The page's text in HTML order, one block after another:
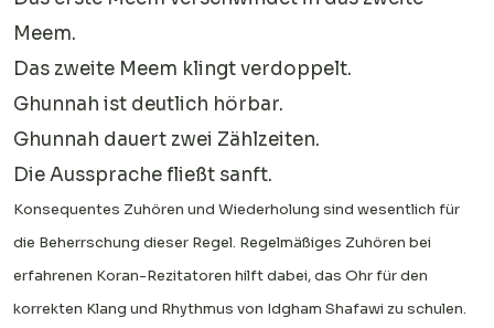
Meem.
Das zweite Meem klingt verdoppelt.
Ghunnah ist deutlich hörbar.
Ghunnah dauert zwei Zählzeiten.
Die Aussprache fließt sanft.
Konsequentes Zuhören und Wiederholung sind wesentlich für
die Beherrschung dieser Regel. Regelmäßiges Zuhören bei
erfahrenen Koran-Rezitatoren hilft dabei, das Ohr für den
korrekten Klang und Rhythmus von Idgham Shafawi zu schulen.